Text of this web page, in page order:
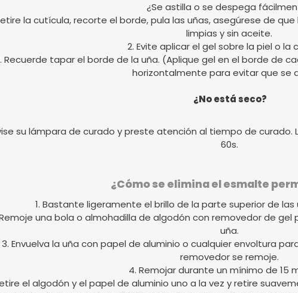
¿Se astilla o se despega
la cutícula, recorte el borde, pula las uñas, asegúrese de
limpias y sin aceite.
2. Evite aplicar el gel sobre la piel o la
Recuerde tapar el borde de la uña. (Aplique gel en el borde de
horizontalmente para evitar que se
¿No está seco?
su lámpara de curado y preste atención al tiempo de curado.
60s.
¿Cómo se elimina el esmalte
1. Bastante ligeramente el brillo de la parte superior de las
una bola o almohadilla de algodón con removedor de
uña.
3. Envuelva la uña con papel de aluminio o cualquier envoltura
removedor se remoje.
4. Remojar durante un mínimo de 15
el algodón y el papel de aluminio uno a la vez y retire